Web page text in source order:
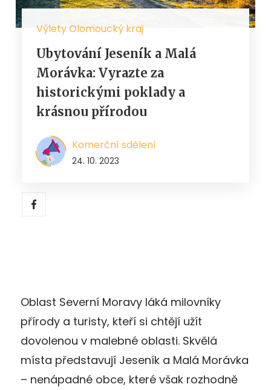
Výlety Olomoucký kraj
Ubytování Jeseník a Malá
Morávka: Vyrazte za
historickými poklady a
krásnou přírodou
Komerční sdělení
24. 10. 2023
Oblast Severní Moravy láká milovníky
přírody a turisty, kteří si chtějí užít
dovolenou v malebné oblasti. Skvělá
místa představují Jeseník a Malá Morávka
– nenápadné obce, které však rozhodně